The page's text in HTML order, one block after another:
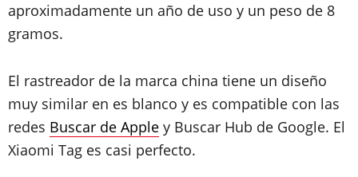
aproximadamente un año de uso y un peso de 8
gramos.
El rastreador de la marca china tiene un diseño
muy similar en es blanco y es compatible con las
redes Buscar de Apple y Buscar Hub de Google. El
Xiaomi Tag es casi perfecto.